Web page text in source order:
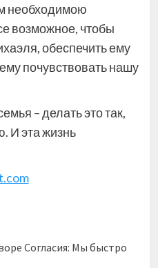
необходимою
возможное, чтобы
обеспечить ему
почувствовать нашу
– делать это так,
И эта жизнь
Согласия: Мы быстро